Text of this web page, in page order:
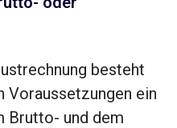
besteht
Voraussetzungen ein
Brutto- und dem